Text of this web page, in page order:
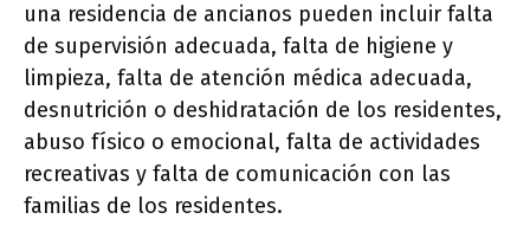
una residencia de ancianos pueden incluir falta
de supervisión adecuada, falta de higiene y
limpieza, falta de atención médica adecuada,
desnutrición o deshidratación de los residentes,
abuso físico o emocional, falta de actividades
recreativas y falta de comunicación con las
familias de los residentes.